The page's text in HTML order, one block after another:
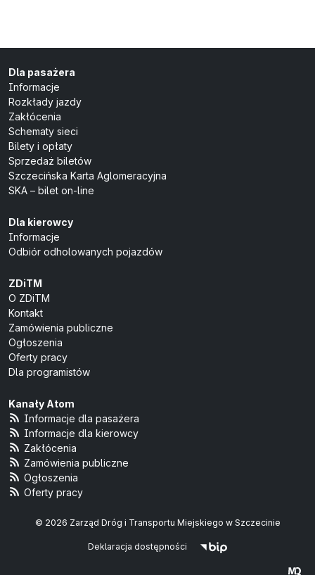
Dla pasażera
Informacje
Rozkłady jazdy
Zakłócenia
Schematy sieci
Bilety i opłaty
Sprzedaż biletów
Szczecińska Karta Aglomeracyjna
SKA – bilet on-line
Dla kierowcy
Informacje
Odbiór odholowanych pojazdów
ZDiTM
O ZDiTM
Kontakt
Zamówienia publiczne
Ogłoszenia
Oferty pracy
Dla programistów
Kanały Atom
Informacje dla pasażera
Informacje dla kierowcy
Zakłócenia
Zamówienia publiczne
Ogłoszenia
Oferty pracy
© 2026 Zarząd Dróg i Transportu Miejskiego w Szczecinie
Deklaracja dostępności